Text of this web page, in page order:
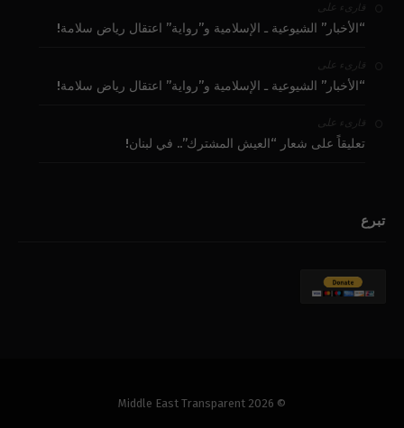
قارىء على
“الأخبار” الشيوعية ـ الإسلامية و”رواية” اعتقال رياض سلامة!
قارىء على
“الأخبار” الشيوعية ـ الإسلامية و”رواية” اعتقال رياض سلامة!
قارىء على
تعليقاً على شعار “العيش المشترك”.. في لبنان!
تبرع
© 2026 Middle East Transparent